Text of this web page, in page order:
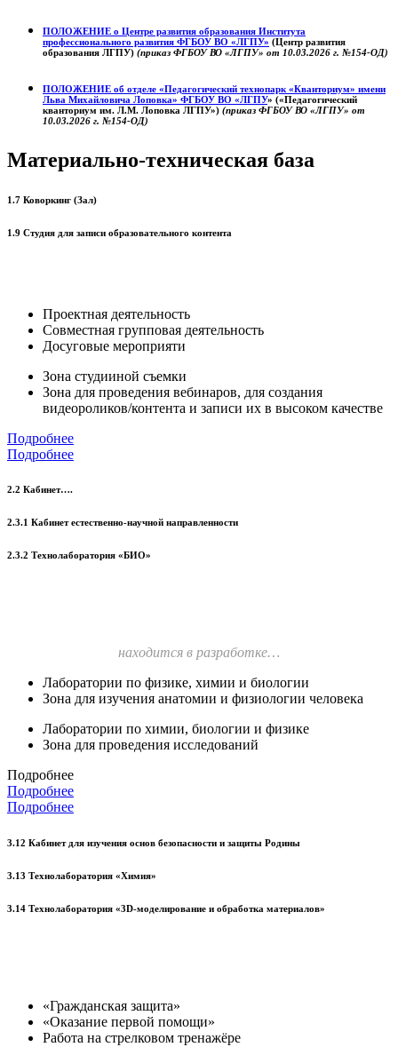
ПОЛОЖЕНИЕ о Центре развития образования Института
профессионального развития ФГБОУ ВО «ЛГПУ» (Центр развития
образования ЛГПУ) (приказ ФГБОУ ВО «ЛГПУ» от 10.03.2026 г. №154-ОД)
ПОЛОЖЕНИЕ об отделе «Педагогический технопарк «Кванториум» имени
Льва Михайловича Лоповка» ФГБОУ ВО «ЛГПУ» («Педагогический
кванториум им. Л.М. Лоповка ЛГПУ») (приказ ФГБОУ ВО «ЛГПУ» от
10.03.2026 г. №154-ОД)
Материально-техническая база
1.7 Коворкинг (Зал)
1.9 Студия для записи образовательного контента
Проектная деятельность
Совместная групповая деятельность
Досуговые мероприяти
Зона студииной съемки
Зона для проведения вебинаров, для создания
видеороликов/контента и записи их в высоком качестве
Подробнее
Подробнее
2.2 Кабинет….
2.3.1 Кабинет естественно-научной направленности
2.3.2 Технолаборатория «БИО»
находится в разработке…
Лаборатории по физике, химии и биологии
Зона для изучения анатомии и физиологии человека
Лаборатории по химии, биологии и физике
Зона для проведения исследований
Подробнее
Подробнее
Подробнее
3.12 Кабинет для изучения основ безопасности и защиты Родины
3.13 Технолаборатория «Химия»
3.14 Технолаборатория «3D-моделирование и обработка материалов»
«Гражданская защита»
«Оказание первой помощи»
Работа на стрелковом тренажёре